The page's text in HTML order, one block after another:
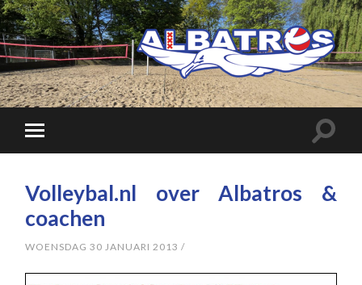
Volleybal.nl over Albatros &
coachen
WOENSDAG 30 JANUARI 2013 /